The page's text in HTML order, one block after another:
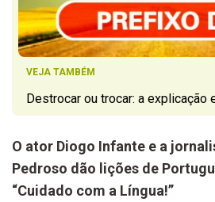
VEJA TAMBÉM
Destrocar ou trocar: a explicação
O ator Diogo Infante e a
Pedroso dão lições de
“Cuidado com a Língua!”